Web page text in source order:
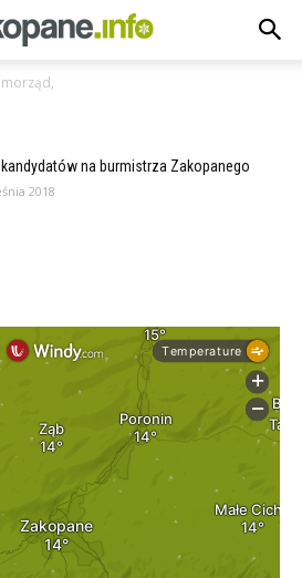
na burmistrza Zakopanego
2018